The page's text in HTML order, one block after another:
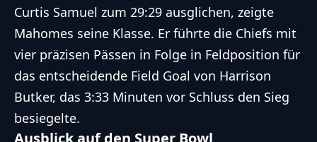
Curtis Samuel zum 29:29 ausglichen, zeigte
Mahomes seine Klasse. Er führte die Chiefs mit
vier präzisen Pässen in Folge in Feldposition für
das entscheidende Field Goal von Harrison
Butker, das 3:33 Minuten vor Schluss den Sieg
besiegelte.
Ausblick auf den Super Bowl